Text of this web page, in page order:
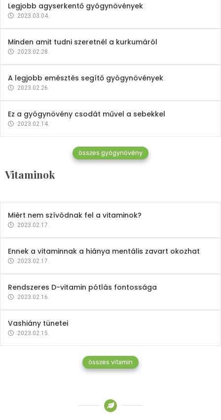
Legjobb agyserkentő gyógynövények
2023.03.04.
Minden amit tudni szeretnél a kurkumáról
2023.02.28.
A legjobb emésztés segítő gyógynövények
2023.02.26.
Ez a gyógynövény csodát művel a sebekkel
2023.02.14.
összes gyógynövény
Vitaminok
Vitaminok
Mindent a B-12 vitaminról
2023.02.27.
Miért nem szívódnak fel a vitaminok?
2023.02.17.
Ennek a vitaminnak a hiánya mentális zavart okozhat
2023.02.17.
Rendszeres D-vitamin pótlás fontossága
2023.02.16.
Vashiány tünetei
2023.02.15.
összes vitamin